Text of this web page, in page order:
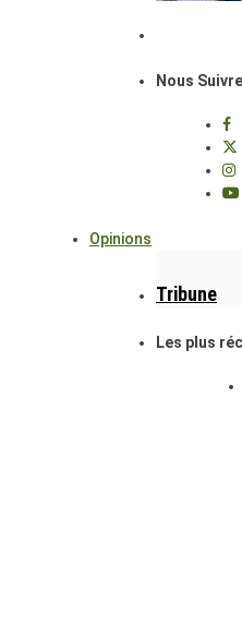
Nous Suivre
Opinions
Tribune
Les plus